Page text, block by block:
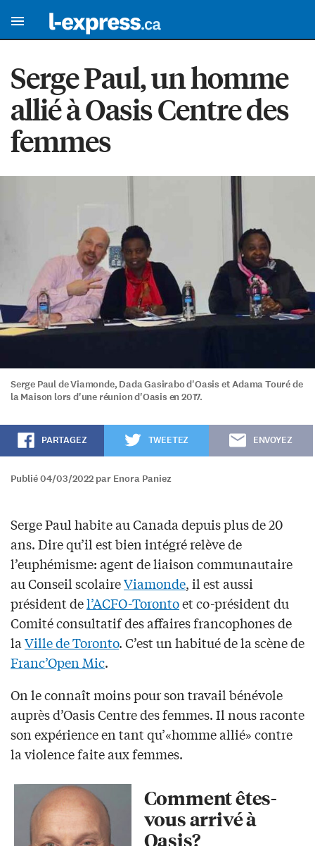
Serge Paul, un homme
allié à Oasis Centre des
femmes
Serge Paul de Viamonde, Dada Gasirabo d'Oasis et Adama Touré de
la Maison lors d'une réunion d'Oasis en 2017.
PARTAGEZ TWEETEZ ENVOYEZ
Publié 04/03/2022 par Enora Paniez
Serge Paul habite au Canada depuis plus de 20
ans. Dire qu’il est bien intégré relève de
l’euphémisme: agent de liaison communautaire
au Conseil scolaireViamonde, il est aussi
président del’ACFO-Torontoet co-président du
Comité consultatif des affaires francophones de
la Ville de Toronto. C’est un habitué de la scène de
Franc’Open Mic.
On le connaît moins pour son travail bénévole
auprès d’Oasis Centre des femmes. Il nous raconte
son expérience en tant qu’«homme allié» contre
la violence faite aux femmes.
Comment êtes-
vous arrivé à
Oasis?